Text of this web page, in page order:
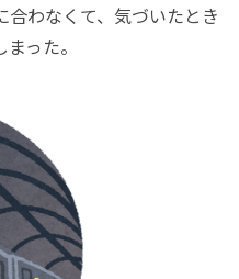
合わなくて、気づいたとき
った。